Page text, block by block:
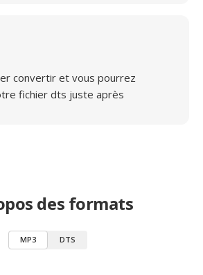
convertir et vous pourrez
fichier dts juste après
des formats
MP3 DTS